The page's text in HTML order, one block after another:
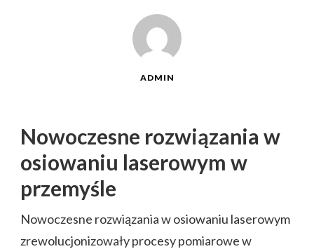
ADMIN
Nowoczesne rozwiązania w
osiowaniu laserowym w
przemyśle
Nowoczesne rozwiązania w osiowaniu laserowym
zrewolucjonizowały procesy pomiarowe w